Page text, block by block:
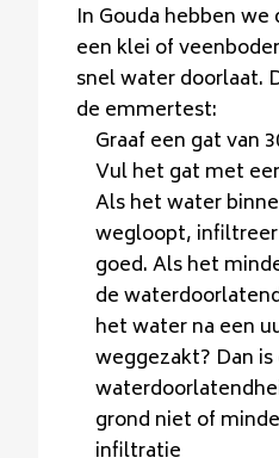
In Gouda hebben
een klei of
snel water doorlaat.
de emmertest:
Graaf een gat van
Vul het gat met
Als het water
wegloopt,
goed. Als het
de
het water na een
weggezakt? Dan is
grond niet of